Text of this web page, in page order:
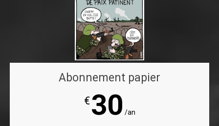
Abonnement papier
€30 /an